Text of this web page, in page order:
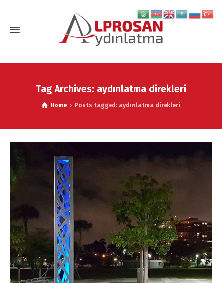
Tag Archives: aydınlatma direkleri
Home Posts tagged: aydınlatma direkleri